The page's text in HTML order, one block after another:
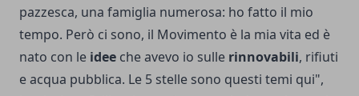
pazzesca, una famiglia numerosa: ho fatto il mio
tempo. Però ci sono, il Movimento è la mia vita ed è
nato con le idee che avevo io sulle rinnovabili, rifiuti
e acqua pubblica. Le 5 stelle sono questi temi qui",